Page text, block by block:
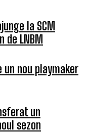
la SCM
de LNBM
un nou playmaker
un
sezon